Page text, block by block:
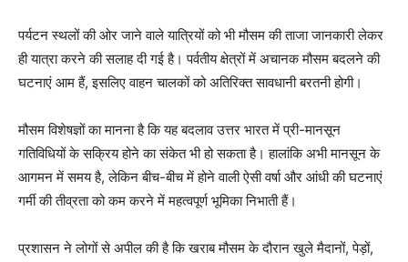
SUBSCRIBE NOW
Company
पर्यटन स्थलों की ओर जाने वाले यात्रियों को भी मौसम की ताजा जानकारी लेकर
ही यात्रा करने की सलाह दी गई है। पर्वतीय क्षेत्रों में अचानक मौसम बदलने की
घटनाएं आम हैं, इसलिए वाहन चालकों को अतिरिक्त सावधानी बरतनी होगी।
मौसम विशेषज्ञों का मानना है कि यह बदलाव उत्तर भारत में प्री-मानसून
गतिविधियों के सक्रिय होने का संकेत भी हो सकता है। हालांकि अभी मानसून के
आगमन में समय है, लेकिन बीच-बीच में होने वाली ऐसी वर्षा और आंधी की घटनाएं
गर्मी की तीव्रता को कम करने में महत्वपूर्ण भूमिका निभाती हैं।
प्रशासन ने लोगों से अपील की है कि खराब मौसम के दौरान खुले मैदानों, पेड़ों,